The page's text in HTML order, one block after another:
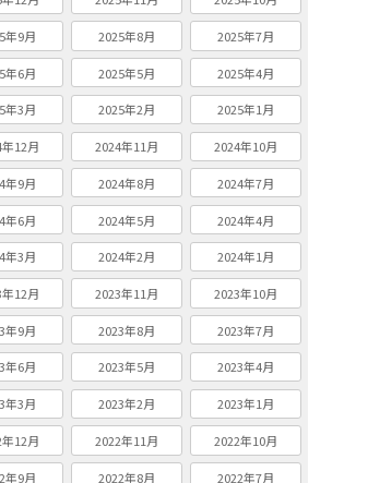
年9月 2025年8月 2025年7月
年6月 2025年5月 2025年4月
年3月 2025年2月 2025年1月
12月 2024年11月 2024年10月
年9月 2024年8月 2024年7月
年6月 2024年5月 2024年4月
年3月 2024年2月 2024年1月
12月 2023年11月 2023年10月
年9月 2023年8月 2023年7月
年6月 2023年5月 2023年4月
年3月 2023年2月 2023年1月
12月 2022年11月 2022年10月
年9月 2022年8月 2022年7月